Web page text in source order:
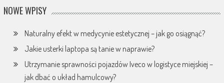
NOWE WPISY
Naturalny efekt w medycynie estetycznej – jak go osiągnąć?
Jakie usterki laptopa są tanie w naprawie?
Utrzymanie sprawności pojazdów Iveco w logistyce miejskiej –
jak dbać o układ hamulcowy?